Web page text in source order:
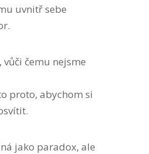
uvnitř sebe
vůči čemu nejsme
proto, abychom si
jako paradox, ale